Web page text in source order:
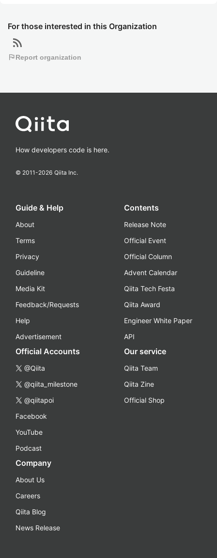
For those interested in this Organization
rss_feed
flagReport organization
How developers code is here.
© 2011-2026 Qiita Inc.
Guide & Help
About
Terms
Privacy
Guideline
Media Kit
Feedback/Requests
Help
Advertisement
Contents
Release Note
Official Event
Official Column
Advent Calendar
Qiita Tech Festa
Qiita Award
Engineer White Paper
API
Official Accounts
@Qiita
@qiita_milestone
@qiitapoi
Facebook
YouTube
Podcast
Our service
Qiita Team
Qiita Zine
Official Shop
Company
About Us
Careers
Qiita Blog
News Release